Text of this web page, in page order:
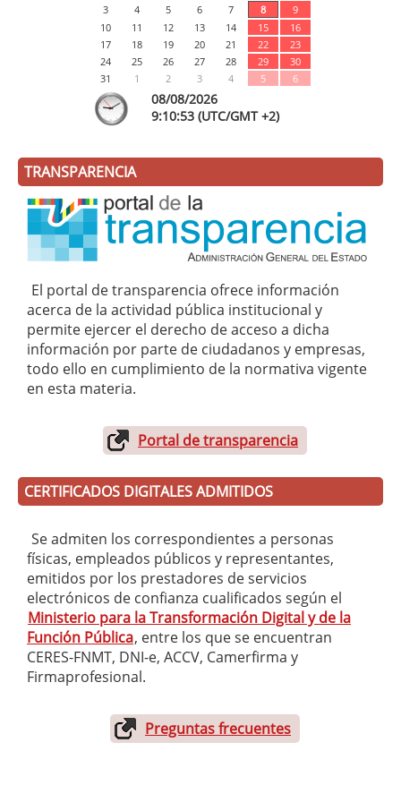
3
4 5 6 7 8
9
10
11 12 13 14 15
16
17
18 19 20 21 22
23
24
25 26 27 28 29
30
31
1 2 3 4 5 6
08/08/2026
9:10:54 (UTC/GMT +2)
TRANSPARENCIA
El portal de transparencia ofrece información
acerca de la actividad pública institucional y
permite ejercer el derecho de acceso a dicha
información por parte de ciudadanos y empresas,
todo ello en cumplimiento de la normativa vigente
en esta materia.
Portal de transparencia
CERTIFICADOS DIGITALES ADMITIDOS
Se admiten los correspondientes a personas
físicas, empleados públicos y representantes,
emitidos por los prestadores de servicios
electrónicos de confianza cualificados según el
Ministerio para la Transformación Digital y de la
Función Pública, entre los que se encuentran
CERES-FNMT, DNI-e, ACCV, Camerfirma y
Firmaprofesional.
Preguntas frecuentes